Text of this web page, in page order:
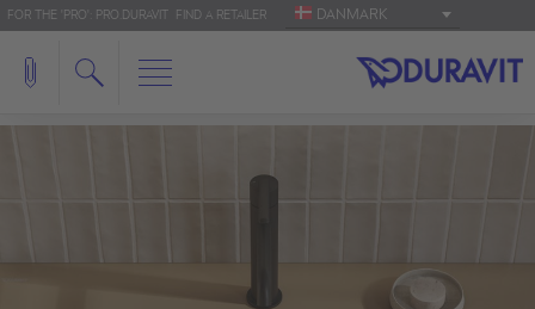
FOR THE 'PRO': PRO.DURAVIT FIND A RETAILER DANMARK